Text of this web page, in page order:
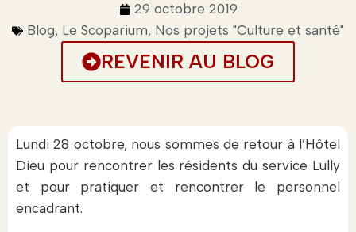
29 octobre 2019
Blog, Le Scoparium, Nos projets "Culture et santé"
REVENIR AU BLOG
Lundi 28 octobre, nous sommes de retour à l’Hôtel
Dieu pour rencontrer les résidents du service Lully
et pour pratiquer et rencontrer le personnel
encadrant.